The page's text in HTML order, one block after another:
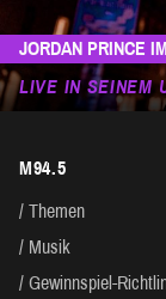
JORDAN PRINCE
LIVE IN SEINEM
M94.5
Themen
Musik
Gewinnspiel-